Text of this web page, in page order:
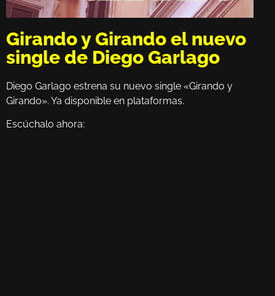
Girando y Girando el nuevo
single de Diego Garlago
Diego Garlago estrena su nuevo single «Girando y
Girando». Ya disponible en plataformas.
Escúchalo ahora: